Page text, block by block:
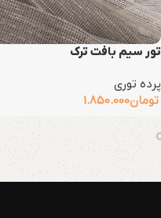
تور سیم بافت ترک
پرده توری
تومان1.850.000